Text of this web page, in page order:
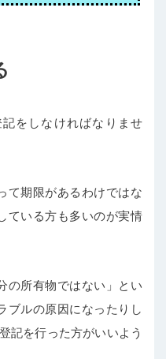
をしなければなりませ
て期限があるわけではな
ている方も多いのが実情
の所有物ではない」とい
ブルの原因になったりし
記を行った方がいいよう